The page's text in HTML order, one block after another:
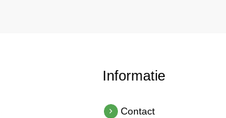
Informatie
Contact